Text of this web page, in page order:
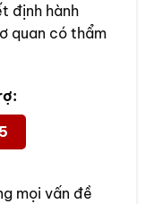
định hành
quan có thẩm
mọi vấn đề